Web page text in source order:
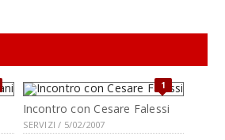
1
Incontro con Cesare Falessi
SERVIZI / 5/02/2007